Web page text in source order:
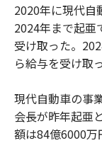
2020年に現代自
2024年まで起亜
受け取った。
ら給与を受け取
現代自動車の事
会長が昨年起亜
額は84億6000万